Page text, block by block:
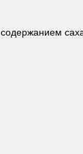
содержанием